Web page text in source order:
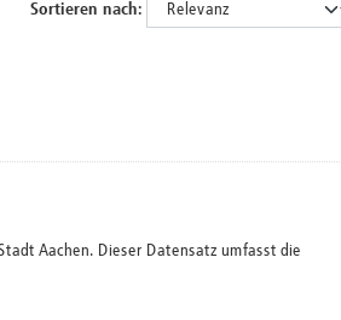
Sortieren nach
Aachen. Dieser Datensatz umfasst die